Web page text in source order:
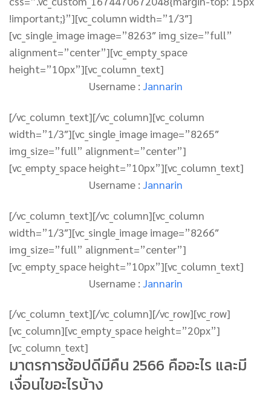
!important;}”][vc_column width=”1/3″]
[vc_single_image image=”8263″ img_size=”full”
alignment=”center”][vc_empty_space
height=”10px”][vc_column_text]
Username : Jannarin
[/vc_column_text][/vc_column][vc_column
width=”1/3″][vc_single_image image=”8265″
img_size=”full” alignment=”center”]
[vc_empty_space height=”10px”][vc_column_text]
Username : Jannarin
[/vc_column_text][/vc_column][vc_column
width=”1/3″][vc_single_image image=”8266″
img_size=”full” alignment=”center”]
[vc_empty_space height=”10px”][vc_column_text]
Username : Jannarin
[/vc_column_text][/vc_column][/vc_row][vc_row]
[vc_column][vc_empty_space height=”20px”]
[vc_column_text]
มาตรการช้อปดีมีคืน 2566 คืออะไร และมี
เงื่อนไขอะไรบ้าง